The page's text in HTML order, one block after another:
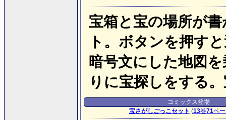
宝箱と宝の場所が
ト。ボタンを押す
暗号文にした地図
りに宝探しをする
コミックス登場
宝さがしごっこセット (13巻71ペ